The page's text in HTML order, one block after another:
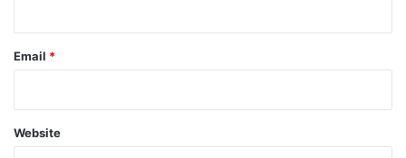
Email *
Website